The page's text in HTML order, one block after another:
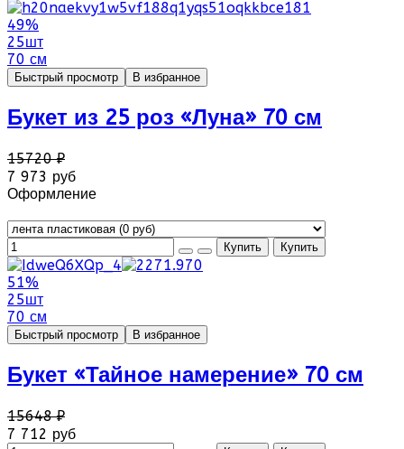
49%
25шт
70 см
Быстрый просмотр В избранное
Букет из 25 роз «Луна» 70 см
15720 ₽
7 973 руб
Оформление
51%
25шт
70 см
Быстрый просмотр В избранное
Букет «Тайное намерение» 70 см
15648 ₽
7 712 руб